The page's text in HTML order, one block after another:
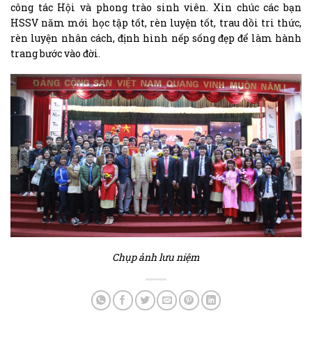
công tác Hội và phong trào sinh viên. Xin chúc các bạn
HSSV năm mới học tập tốt, rèn luyện tốt, trau dồi tri thức,
rèn luyện nhân cách, định hình nếp sống đẹp để làm hành
trang bước vào đời.
Chụp ảnh lưu niệm